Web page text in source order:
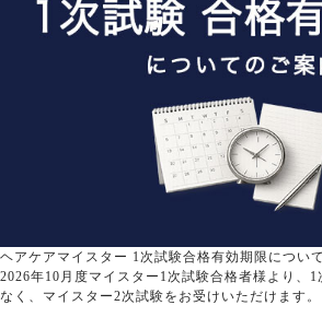
ヘアケアマイスター 1次試験合格有効期限について
2026年10月度マイスター1次試験合格者様より、
なく、マイスター2次試験をお受けいただけます。